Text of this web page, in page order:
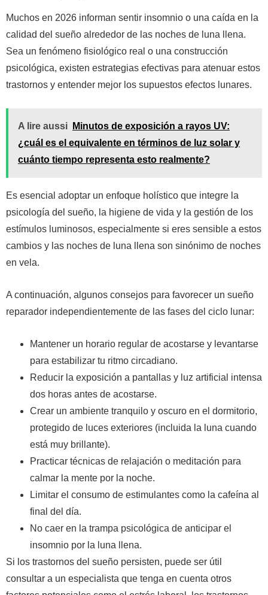
Muchos en 2026 informan sentir insomnio o una caída en la
calidad del sueño alrededor de las noches de luna llena.
Sea un fenómeno fisiológico real o una construcción
psicológica, existen estrategias efectivas para atenuar estos
trastornos y entender mejor los supuestos efectos lunares.
A lire aussi
Minutos de exposición a rayos UV:
¿cuál es el equivalente en términos de luz solar y
cuánto tiempo representa esto realmente?
Es esencial adoptar un enfoque holístico que integre la
psicología del sueño, la higiene de vida y la gestión de los
estímulos luminosos, especialmente si eres sensible a estos
cambios y las noches de luna llena son sinónimo de noches
en vela.
A continuación, algunos consejos para favorecer un sueño
reparador independientemente de las fases del ciclo lunar:
Mantener un horario regular de acostarse y levantarse
para estabilizar tu ritmo circadiano.
Reducir la exposición a pantallas y luz artificial intensa
dos horas antes de acostarse.
Crear un ambiente tranquilo y oscuro en el dormitorio,
protegido de luces exteriores (incluida la luna cuando
está muy brillante).
Practicar técnicas de relajación o meditación para
calmar la mente por la noche.
Limitar el consumo de estimulantes como la cafeína al
final del día.
No caer en la trampa psicológica de anticipar el
insomnio por la luna llena.
Si los trastornos del sueño persisten, puede ser útil
consultar a un especialista que tenga en cuenta otros